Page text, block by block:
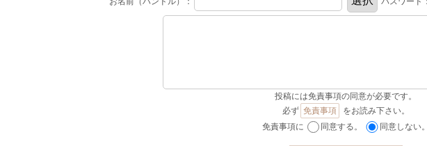
投稿には免責事項の同意が必要です。
必ず 免責事項
をお読み下さい。
免責事項に
同意する。 同意しない。